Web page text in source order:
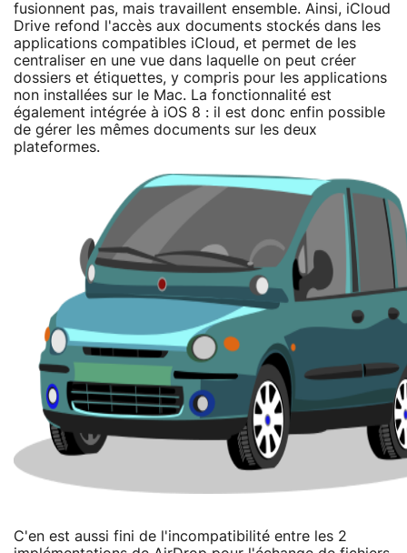
fusionnent pas, mais travaillent ensemble. Ainsi, iCloud
Drive refond l'accès aux documents stockés dans les
applications compatibles iCloud, et permet de les
centraliser en une vue dans laquelle on peut créer
dossiers et étiquettes, y compris pour les applications
non installées sur le Mac. La fonctionnalité est
également intégrée à iOS 8 : il est donc enfin possible
de gérer les mêmes documents sur les deux
plateformes.
C'en est aussi fini de l'incompatibilité entre les 2